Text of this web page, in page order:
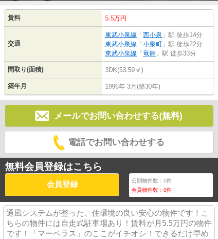
賃料 5.5万円
交通
東武小泉線 「 西小泉 」駅 徒歩14分
東武小泉線 「 小泉町 」駅 徒歩22分
東武小泉線 「 竜舞 」駅 徒歩33分
間取り(面積) 3DK(53.59㎡)
築年月 1996年 3月(築30年)
メールでお問い合わせする(無料)
電話でお問い合わせする
無料会員登録はこちら
会員登録 公開物件数：0件
会員物件数：0件
通風システムが整った、住環境の良い安心の物件です！こ
ちらの物件には自走式駐車場あり！賃料が月5.5万円の物件
です！「マーベラス」のここがイチオシ！できるだけ早め